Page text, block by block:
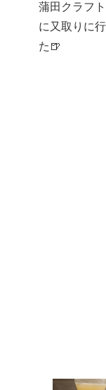
蒲田クラフ
に又取りに
た🍺